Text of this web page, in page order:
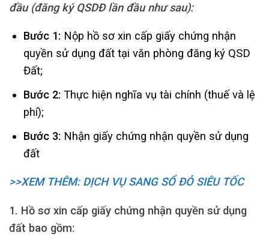
đầu (đăng ký QSDĐ lần đầu như sau):
Bước 1: Nộp hồ sơ xin cấp giấy chứng nhận
quyền sử dụng đất tại văn phòng đăng ký QSD
Đất;
Bước 2: Thực hiện nghĩa vụ tài chính (thuế và lệ
phí);
Bước 3: Nhận giấy chứng nhận quyền sử dụng
đất
>>XEM THÊM: DỊCH VỤ SANG SỔ ĐỎ SIÊU TỐC
1. Hồ sơ xin cấp giấy chứng nhận quyền sử dụng
đất bao gồm: